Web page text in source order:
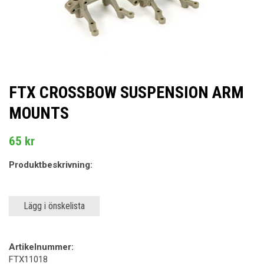
FTX CROSSBOW SUSPENSION ARM
MOUNTS
65 kr
Produktbeskrivning:
Lägg i önskelista
Artikelnummer:
FTX11018